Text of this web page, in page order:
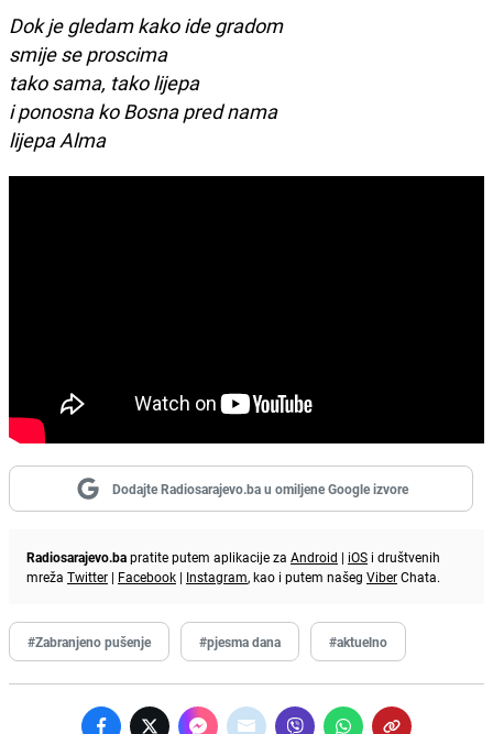
Dok je gledam kako ide gradom
smije se proscima
tako sama, tako lijepa
i ponosna ko Bosna pred nama
lijepa Alma
Dodajte Radiosarajevo.ba u omiljene Google izvore
Radiosarajevo.bapratite putem aplikacije za Android | iOS i društvenih
mreža Twitter | Facebook | Instagram, kao i putem našeg ViberChata.
#Zabranjeno pušenje #pjesma dana #aktuelno